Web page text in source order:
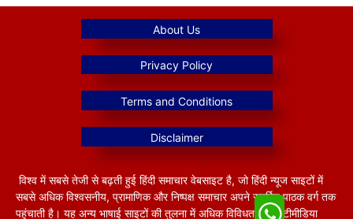
विश्व में सबसे तेजी से बढ़ती हुई हिंदी समाचार वेबसाइट है, जो हिंदी न्यूज साइटों में
सबसे अधिक विश्वसनीय, प्रामाणिक और निष्पक्ष समाचार अपने समर्पित पाठक वर्ग तक
पहुंचाती है। यह अन्य भाषाई साइटों की तुलना में अधिक विविधतापूर्ण मल्टीमीडिया